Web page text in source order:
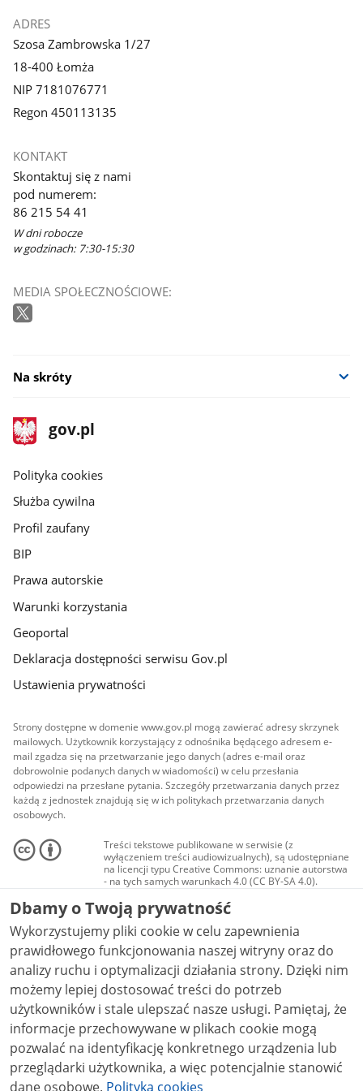
ADRES
Szosa Zambrowska 1/27
18-400 Łomża
NIP 7181076771
Regon 450113135
KONTAKT
Skontaktuj się z nami
pod numerem:
86 215 54 41
W dni robocze
w godzinach: 7:30-15:30
MEDIA SPOŁECZNOŚCIOWE:
Na skróty
stopka
gov.pl
Strona
gov.pl
gov.pl
Polityka cookies
Służba cywilna
Profil zaufany
BIP
Prawa autorskie
Warunki korzystania
Geoportal
Deklaracja dostępności serwisu Gov.pl
Ustawienia prywatności
Strony dostępne w domenie www.gov.pl mogą zawierać adresy skrzynek
mailowych. Użytkownik korzystający z odnośnika będącego adresem e-
mail zgadza się na przetwarzanie jego danych (adres e-mail oraz
dobrowolnie podanych danych w wiadomości) w celu przesłania
odpowiedzi na przesłane pytania. Szczegóły przetwarzania danych przez
każdą z jednostek znajdują się w ich politykach przetwarzania danych
osobowych.
Treści tekstowe publikowane w serwisie (z
wyłączeniem treści audiowizualnych), są udostępniane
na licencji typu Creative Commons: uznanie autorstwa
- na tych samych warunkach 4.0 (CC BY-SA 4.0).
Materiały audiowizualne, w tym zdjęcia, materiały
audio i wideo, są udostępniane na licencji typu
Creative Commons: uznanie autorstwa użycie
niekomercyjne - bez utworów zależnych 4.0 (CC BY-
NC-ND 4.0), o ile nie jest to stwierdzone inaczej.
Dbamy o Twoją prywatność
Wykorzystujemy pliki cookie w celu zapewnienia
prawidłowego funkcjonowania naszej witryny oraz do
analizy ruchu i optymalizacji działania strony. Dzięki nim
możemy lepiej dostosować treści do potrzeb
użytkowników i stale ulepszać nasze usługi. Pamiętaj, że
informacje przechowywane w plikach cookie mogą
pozwalać na identyfikację konkretnego urządzenia lub
przeglądarki użytkownika, a więc potencjalnie stanowić
dane osobowe. Polityka cookies